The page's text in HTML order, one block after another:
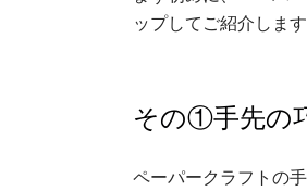
ップしてご紹介します
その①手先の
ペーパークラフトの